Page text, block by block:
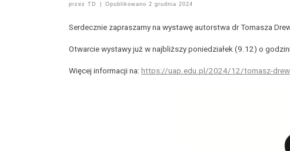
przez TD Opublikowano 2 grudnia 2024
Serdecznie zapraszamy na wystawę autorstwa dr Tomasza
Otwarcie wystawy już w najbliższy poniedziałek (9.12) o
Więcej informacji na: https://uap.edu.pl/2024/12/tomasz-